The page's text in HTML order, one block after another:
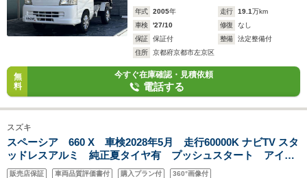
年式 2005年 走行 19.1万km
車検
'27/10 修復
なし
保証
保証付 整備
法定整備付
住所
京都府京都市左京区
無
料
今すぐ在庫確認・見積依頼
電話する
スズキ
スペーシア 660 X 車検2028年5月 走行60000K ナビTV スタ
ッドレスアルミ 純正夏タイヤ有 プッシュスタート アイド
リングストップ オートエアコン ETC
販売店保証 車両品質評価書付 購入プラン付 360°画像付